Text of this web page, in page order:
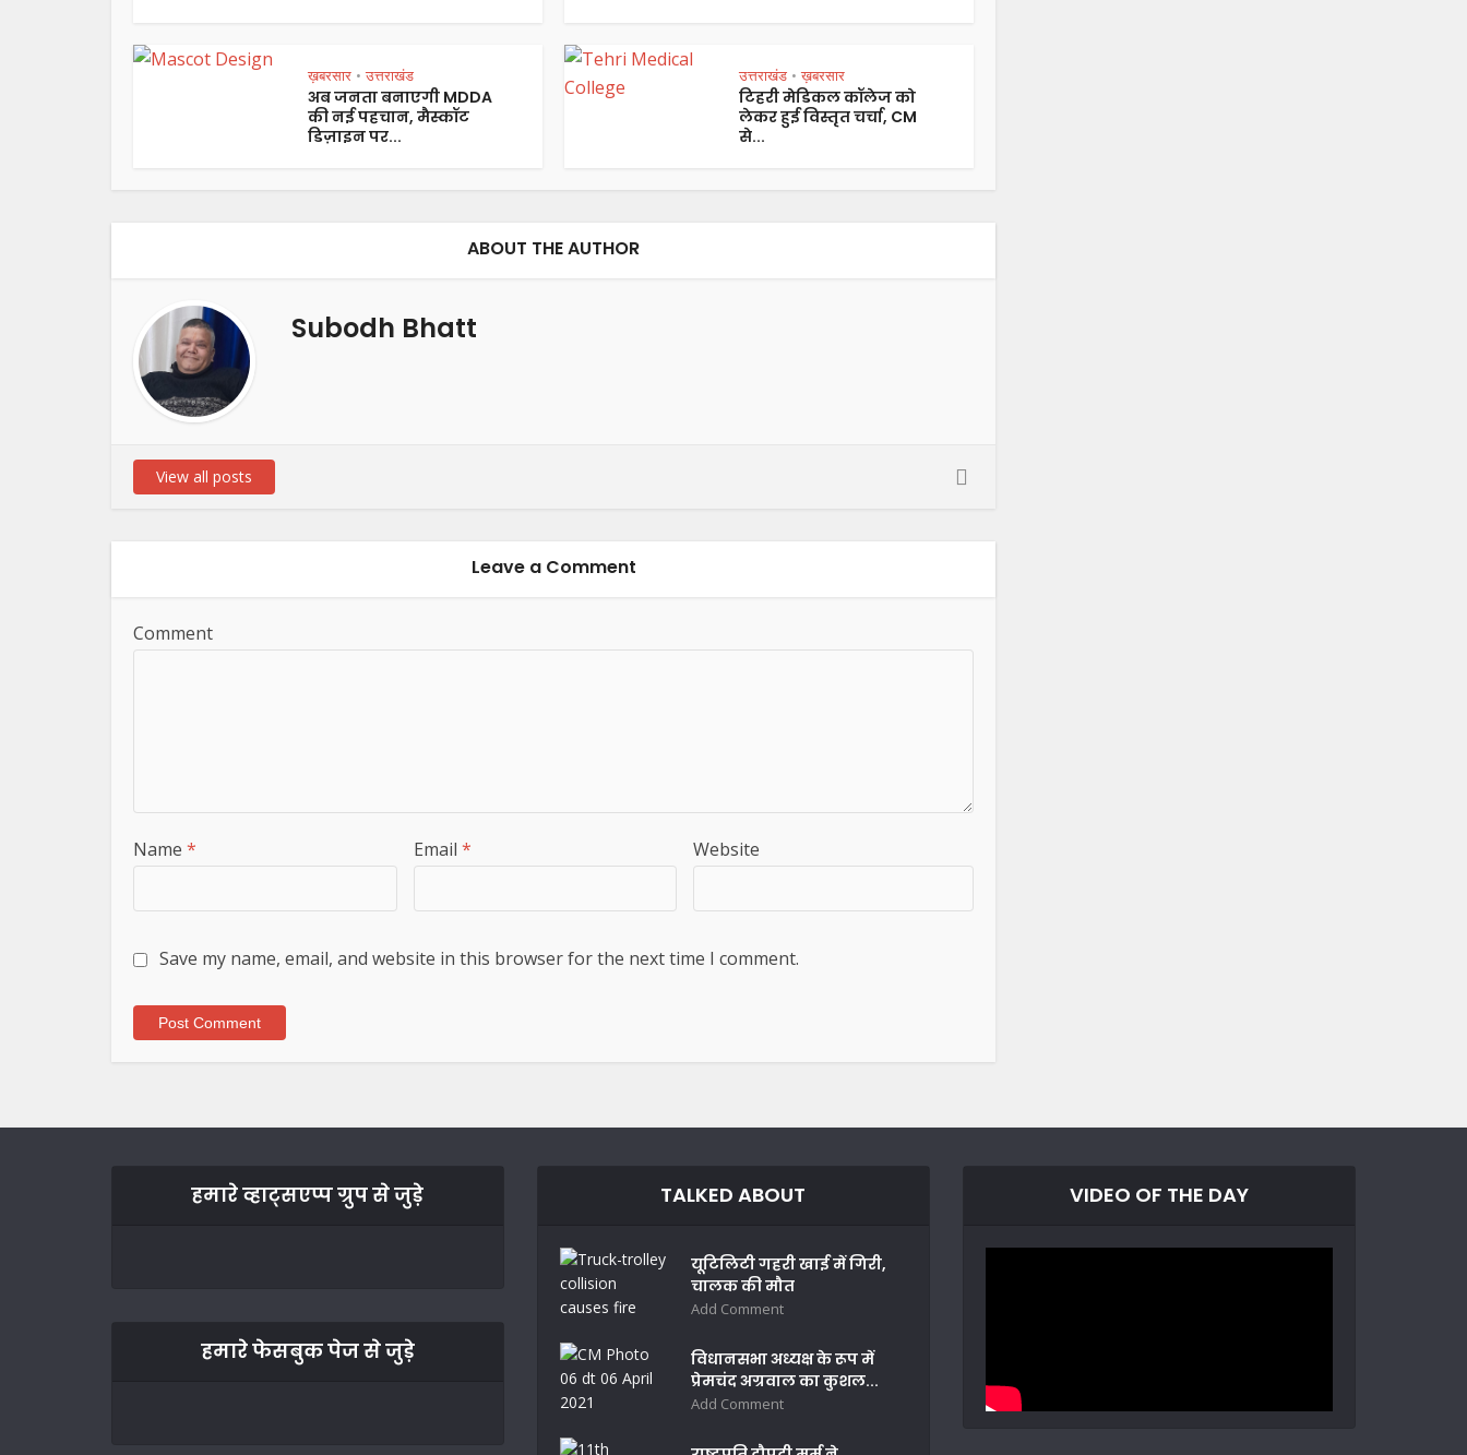
ख़बरसार • उत्तराखंड
अब जनता बनाएगी MDDA
की नई पहचान, मैस्कॉट
डिज़ाइन पर...
उत्तराखंड • ख़बरसार
टिहरी मेडिकल कॉलेज को
लेकर हुई विस्तृत चर्चा, CM
से...
ABOUT THE AUTHOR
Subodh Bhatt
View all posts
Leave a Comment
Comment
Name * Email * Website
Save my name, email, and website in this browser for the next time I comment.
हमारे व्हाट्सएप्प ग्रुप से जुड़े
हमारे फेसबुक पेज से जुड़े
TALKED ABOUT
यूटिलिटी गहरी खाई में गिरी,
चालक की मौत
Add Comment
विधानसभा अध्यक्ष के रूप में
प्रेमचंद अग्रवाल का कुशल...
Add Comment
VIDEO OF THE DAY